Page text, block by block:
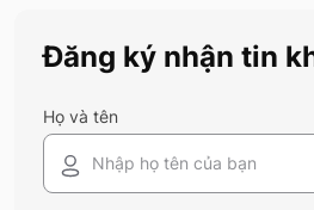
Đăng ký nhận tin
Họ và tên